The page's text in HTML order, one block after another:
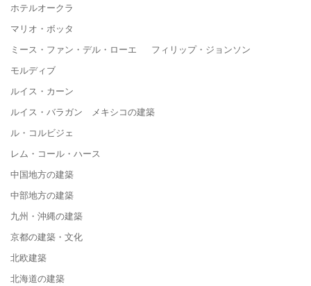
ホテルオークラ
マリオ・ボッタ
ミース・ファン・デル・ローエ フィリップ・ジョンソン
モルディブ
ルイス・カーン
ルイス・バラガン メキシコの建築
ル・コルビジェ
レム・コール・ハース
中国地方の建築
中部地方の建築
九州・沖縄の建築
京都の建築・文化
北欧建築
北海道の建築